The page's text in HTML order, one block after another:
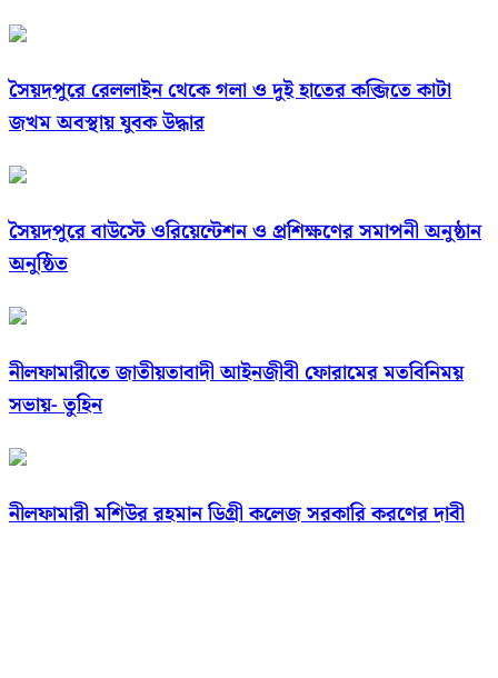
সৈয়দপুরে রেললাইন থেকে গলা ও দুই হাতের কব্জিতে কাটা
জখম অবস্থায় যুবক উদ্ধার
সৈয়দপুরে বাউস্টে ওরিয়েন্টেশন ও প্রশিক্ষণের সমাপনী অনুষ্ঠান
অনুষ্ঠিত
নীলফামারীতে জাতীয়তাবাদী আইনজীবী ফোরামের মতবিনিময়
সভায়- তুহিন
নীলফামারী মশিউর রহমান ডিগ্রী কলেজ সরকারি করণের দাবী